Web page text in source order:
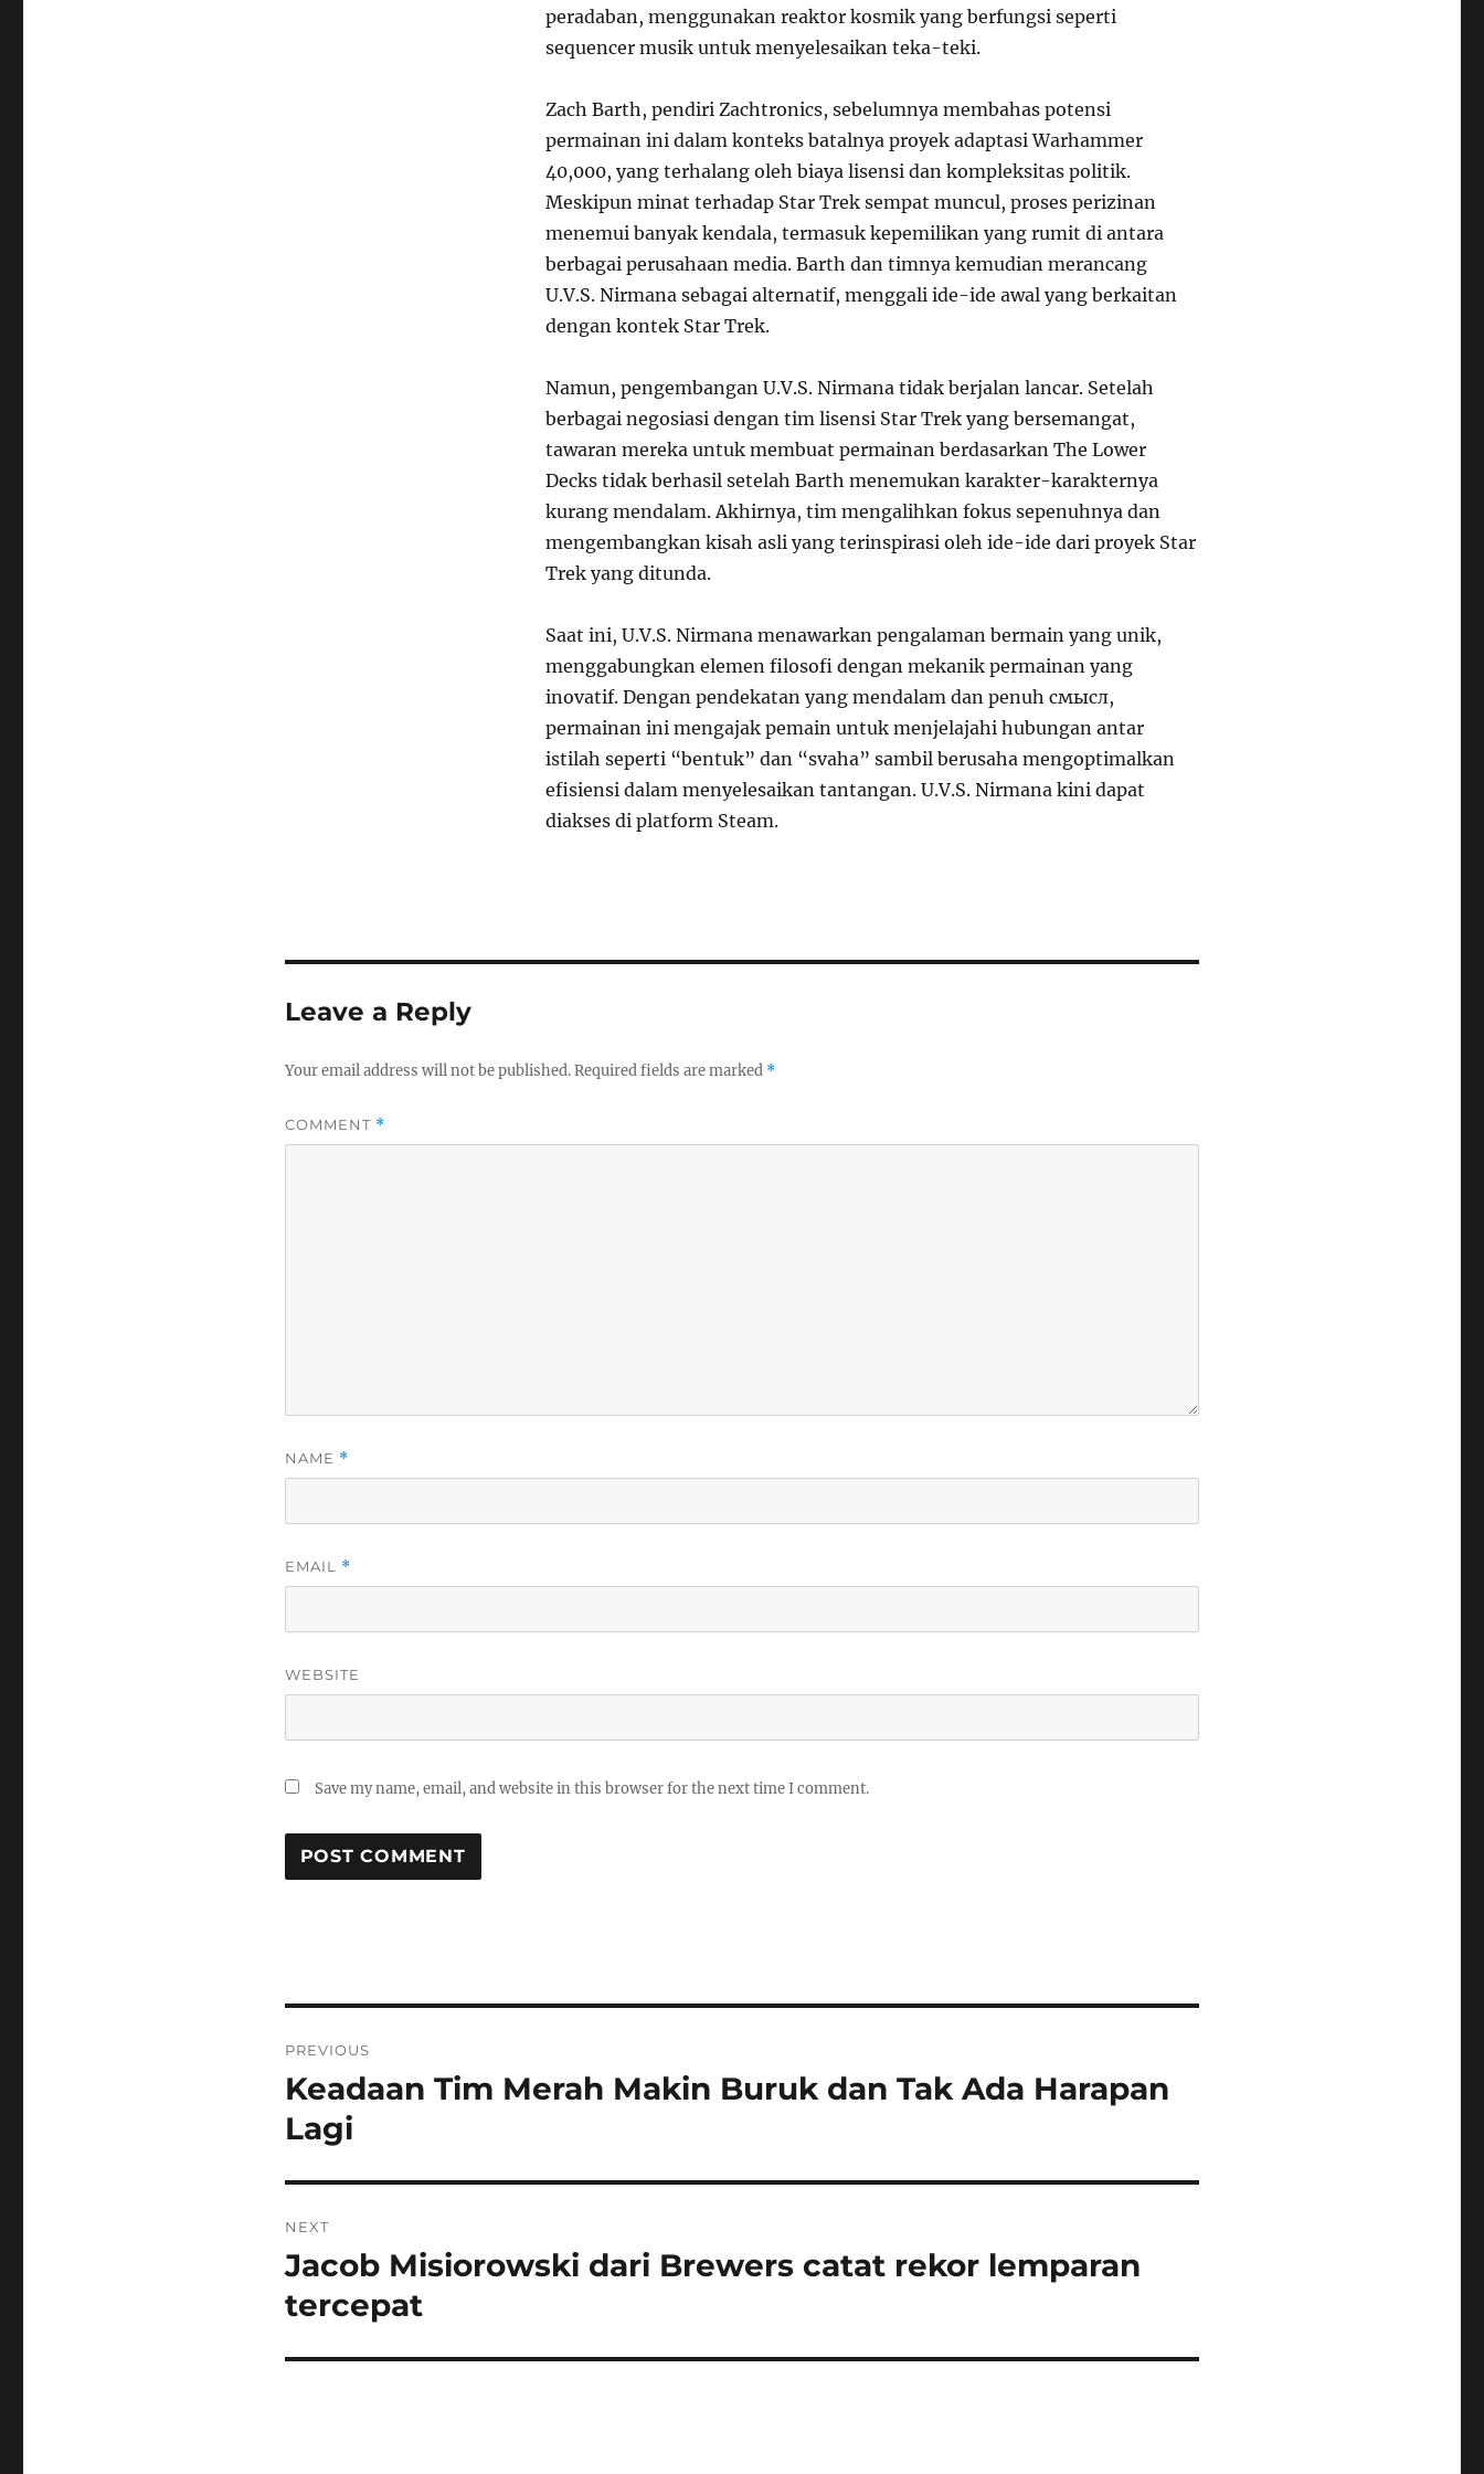
peradaban, menggunakan reaktor kosmik yang berfungsi seperti
sequencer musik untuk menyelesaikan teka-teki.
Zach Barth, pendiri Zachtronics, sebelumnya membahas potensi
permainan ini dalam konteks batalnya proyek adaptasi Warhammer
40,000, yang terhalang oleh biaya lisensi dan kompleksitas politik.
Meskipun minat terhadap Star Trek sempat muncul, proses perizinan
menemui banyak kendala, termasuk kepemilikan yang rumit di antara
berbagai perusahaan media. Barth dan timnya kemudian merancang
U.V.S. Nirmana sebagai alternatif, menggali ide-ide awal yang berkaitan
dengan kontek Star Trek.
Namun, pengembangan U.V.S. Nirmana tidak berjalan lancar. Setelah
berbagai negosiasi dengan tim lisensi Star Trek yang bersemangat,
tawaran mereka untuk membuat permainan berdasarkan The Lower
Decks tidak berhasil setelah Barth menemukan karakter-karakternya
kurang mendalam. Akhirnya, tim mengalihkan fokus sepenuhnya dan
mengembangkan kisah asli yang terinspirasi oleh ide-ide dari proyek Star
Trek yang ditunda.
Saat ini, U.V.S. Nirmana menawarkan pengalaman bermain yang unik,
menggabungkan elemen filosofi dengan mekanik permainan yang
inovatif. Dengan pendekatan yang mendalam dan penuh смысл,
permainan ini mengajak pemain untuk menjelajahi hubungan antar
istilah seperti “bentuk” dan “svaha” sambil berusaha mengoptimalkan
efisiensi dalam menyelesaikan tantangan. U.V.S. Nirmana kini dapat
diakses di platform Steam.
Leave a Reply
Your email address will not be published.Required fields are marked *
COMMENT *
NAME *
EMAIL *
WEBSITE
Save my name, email, and website in this browser for the next time I comment.
navigation
PREVIOUS
Previous
post:
Keadaan Tim Merah Makin Buruk dan Tak Ada Harapan
Lagi
NEXT
Next
post:
Jacob Misiorowski dari Brewers catat rekor lemparan
tercepat